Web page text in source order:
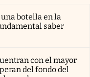
botella en la
saber
con el mayor
del fondo del